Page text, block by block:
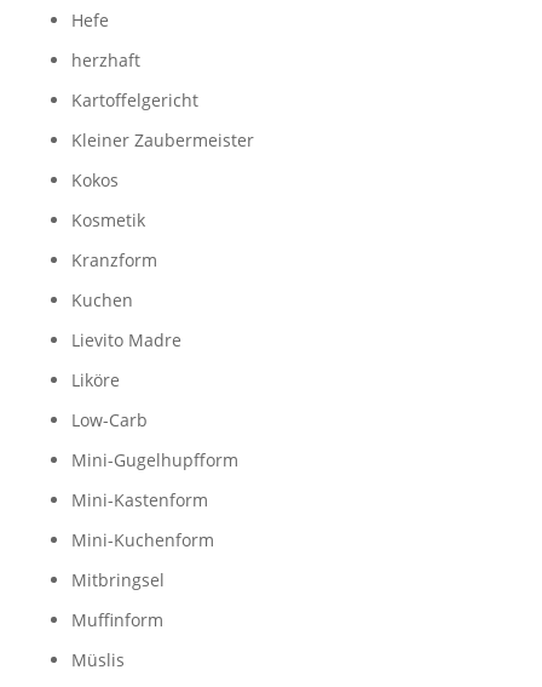
Hefe
herzhaft
Kartoffelgericht
Kleiner Zaubermeister
Kokos
Kosmetik
Kranzform
Kuchen
Lievito Madre
Liköre
Low-Carb
Mini-Gugelhupfform
Mini-Kastenform
Mini-Kuchenform
Mitbringsel
Muffinform
Müslis